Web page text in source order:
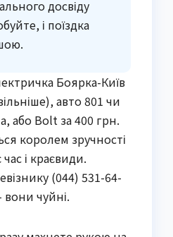
досвіду
і поїздка
Боярка-Київ
авто 801 чи
або Bolt за 400 грн.
королем зручності
і краєвиди.
(044) 531-64-
чуйні.